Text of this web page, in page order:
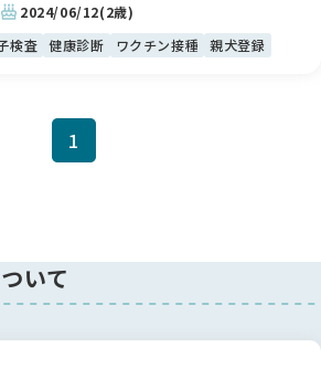
2024/06/12(2歳)
検査 健康診断 ワクチン接種 親犬登録
1
いて